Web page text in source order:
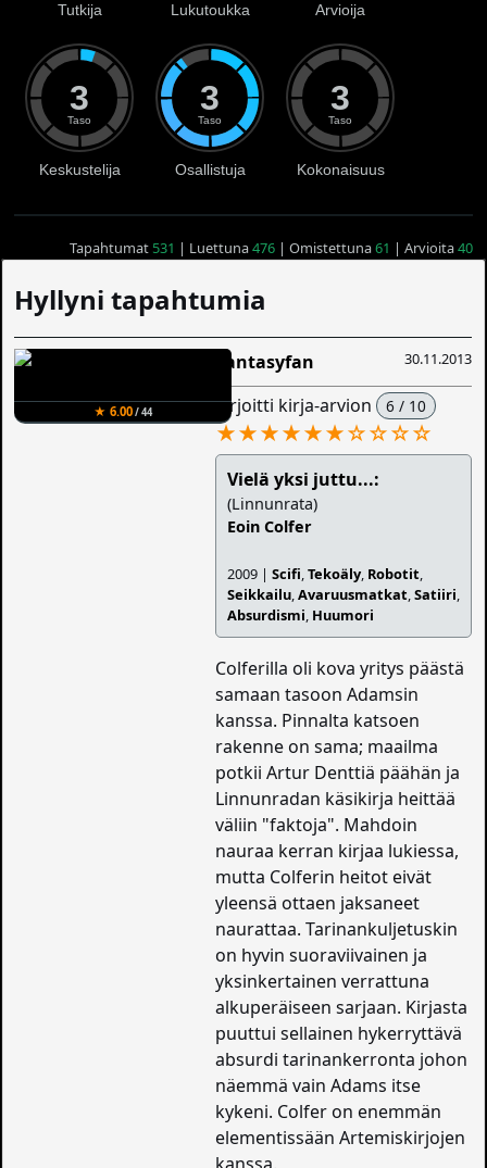
Tutkija Lukutoukka Arvioija
3
Taso
Keskustelija
3
Taso
Osallistuja
3
Taso
Kokonaisuus
Tapahtumat 531 | Luettuna476| Omistettuna61 | Arvioita40
Hyllyni tapahtumia
★ 6.00/ 44
30.11.2013
Fantasyfan
kirjoitti kirja-arvion 6 / 10
★★★★★★☆☆☆☆
Vielä yksi juttu...:
(Linnunrata)
Eoin Colfer
2009 |Scifi,Tekoäly, Robotit,
Seikkailu,Avaruusmatkat,Satiiri,
Absurdismi, Huumori
Colferilla oli kova yritys päästä
samaan tasoon Adamsin
kanssa. Pinnalta katsoen
rakenne on sama; maailma
potkii Artur Denttiä päähän ja
Linnunradan käsikirja heittää
väliin "faktoja". Mahdoin
nauraa kerran kirjaa lukiessa,
mutta Colferin heitot eivät
yleensä ottaen jaksaneet
naurattaa. Tarinankuljetuskin
on hyvin suoraviivainen ja
yksinkertainen verrattuna
alkuperäiseen sarjaan. Kirjasta
puuttui sellainen hykerryttävä
absurdi tarinankerronta johon
näemmä vain Adams itse
kykeni. Colfer on enemmän
elementissään Artemiskirjojen